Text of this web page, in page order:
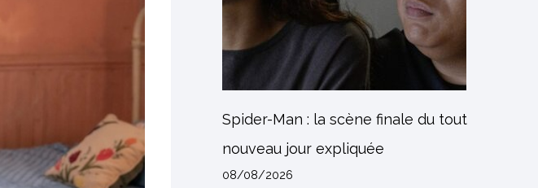
Spider-Man : la scène finale du tout
nouveau jour expliquée
08/08/2026